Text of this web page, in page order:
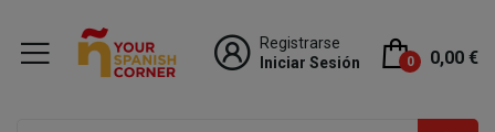
Registrarse
Iniciar Sesión
0 0,00 €